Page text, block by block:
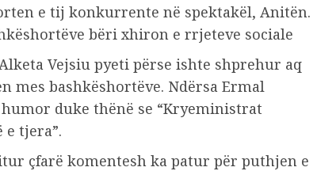
e tij konkurrente në spektakël, Anitën.
bëri xhiron e rrjeteve sociale
Vejsiu pyeti përse ishte shprehur aq
mes bashkëshortëve. Ndërsa Ermal
duke thënë se “Kryeministrat
tjera”.
çfarë komentesh ka patur për puthjen e